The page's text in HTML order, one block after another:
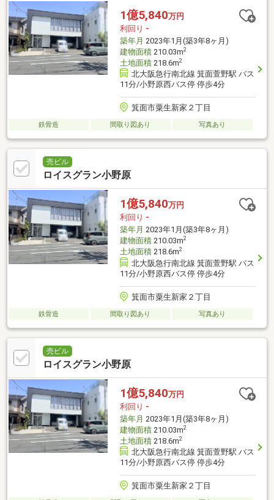
1億5,840万円
利回り -
築年月 2023年1月(築3年8ヶ月)
建物面積210.03m2
土地面積218.6m2
北大阪急行南北線 箕面萱野駅 バス
11分/小野原西バス停 停歩4分
箕面市粟生新家２丁目
鉄骨造 間取り図あり 写真あり
売ビル
ロイスグラン小野原
1億5,840万円
利回り -
築年月 2023年1月(築3年8ヶ月)
建物面積210.03m2
土地面積218.6m2
北大阪急行南北線 箕面萱野駅 バス
11分/小野原西バス停 停歩4分
箕面市粟生新家２丁目
鉄骨造 間取り図あり 写真あり
売ビル
ロイスグラン小野原
1億5,840万円
利回り -
築年月 2023年1月(築3年8ヶ月)
建物面積210.03m2
土地面積218.6m2
北大阪急行南北線 箕面萱野駅 バス
11分/小野原西バス停 停歩4分
箕面市粟生新家２丁目